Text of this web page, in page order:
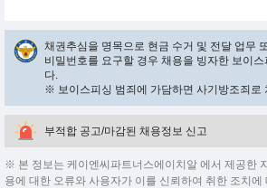
채권추심을 명목으로 현금 수거 및 전달 업무
비밀번호를 요구할 경우 채용을 빙자한 보이
다.
※ 보이스피싱 범죄에 가담하면 사기방조죄로
부적합 공고/마감된 채용정보 신고
※ 본 정보는 케이엔씨파트너스에이치알 에서 제공한
용에 대한 오류와 사용자가 이를 신뢰하여 취한 조치